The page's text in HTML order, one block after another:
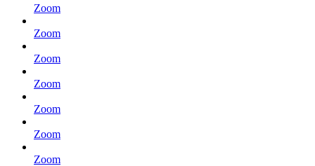
Zoom
Zoom
Zoom
Zoom
Zoom
Zoom
Zoom